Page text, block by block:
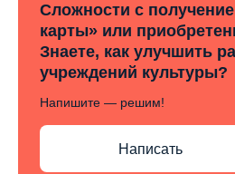
Сложности с
карты» или
Знаете, как улучшить
учреждений культуры?
Напишите — решим!
Написать